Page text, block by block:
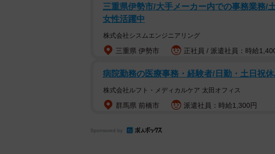
三重県伊勢市/大手メーカー内での事務業務/
女性活躍中
株式会社シスムエンジニアリング
三重県 伊勢市 正社員 / 派遣社員：時給
病院勤務の医療事務・経験者/日勤・土日祝
株式会社ルフト・メディカルケア 太田オフィス
群馬県 前橋市 派遣社員：時給1,300円
Sponsored by